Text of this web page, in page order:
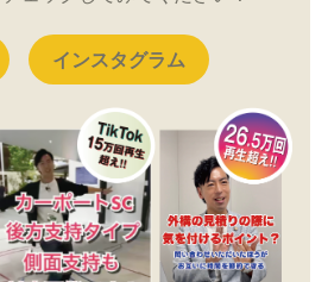
インスタグラム